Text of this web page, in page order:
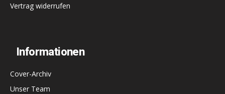
Vertrag widerrufen
Informationen
Cover-Archiv
Unser Team